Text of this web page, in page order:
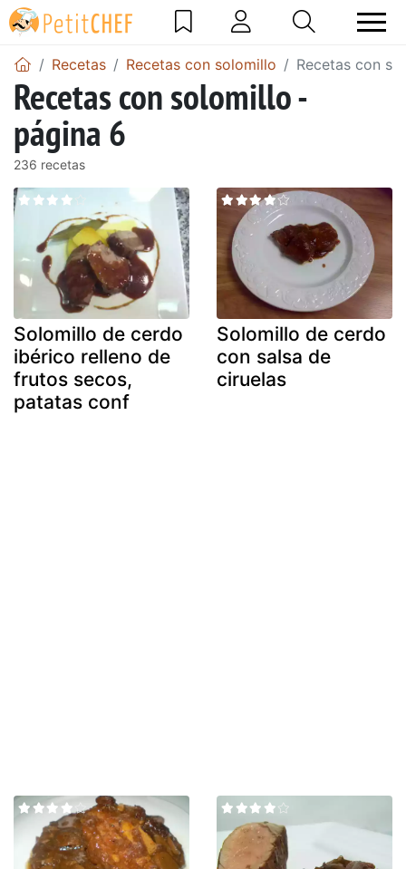
Recetas Recetas con solomillo Recetas con
Recetas con solomillo -
página 6
236 recetas
Solomillo de cerdo
ibérico relleno de
frutos secos,
patatas conf
Solomillo de cerdo
con salsa de
ciruelas